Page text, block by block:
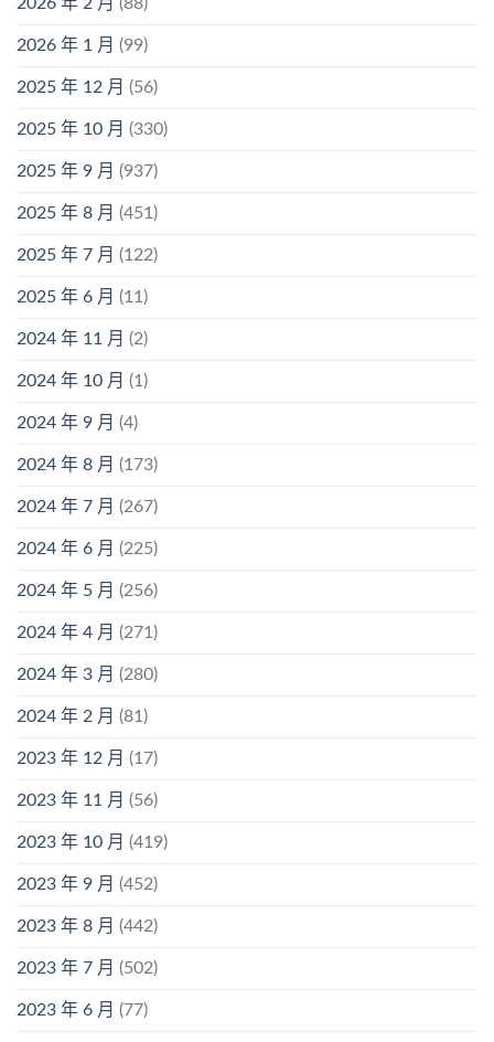
2026 年 1 月 (99)
2025 年 12 月 (56)
2025 年 10 月 (330)
2025 年 9 月 (937)
2025 年 8 月 (451)
2025 年 7 月 (122)
2025 年 6 月 (11)
2024 年 11 月 (2)
2024 年 10 月 (1)
2024 年 9 月 (4)
2024 年 8 月 (173)
2024 年 7 月 (267)
2024 年 6 月 (225)
2024 年 5 月 (256)
2024 年 4 月 (271)
2024 年 3 月 (280)
2024 年 2 月 (81)
2023 年 12 月 (17)
2023 年 11 月 (56)
2023 年 10 月 (419)
2023 年 9 月 (452)
2023 年 8 月 (442)
2023 年 7 月 (502)
2023 年 6 月 (77)